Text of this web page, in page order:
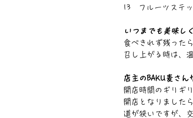
13　フルーツステ
いつまでも美味し
食べきれず残った
召し上がる時は、
店主のBAKU麦さ
開店時間のギリギ
開店となりました
道が狭いですが、